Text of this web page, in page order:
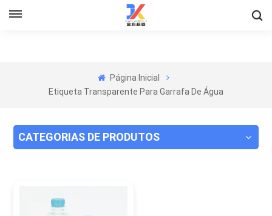
Página Inicial
Etiqueta Transparente Para Garrafa De Água
CATEGORIAS DE PRODUTOS